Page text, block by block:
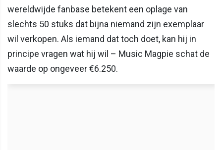
wereldwijde fanbase betekent een oplage van
slechts 50 stuks dat bijna niemand zijn exemplaar
wil verkopen. Als iemand dat toch doet, kan hij in
principe vragen wat hij wil – Music Magpie schat de
waarde op ongeveer €6.250.